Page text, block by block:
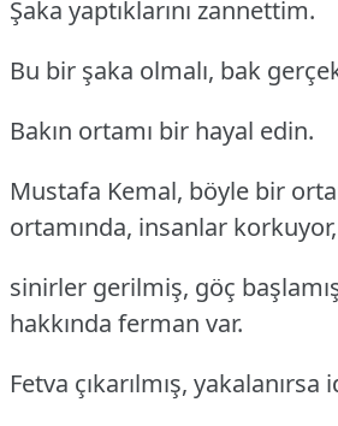
Şaka yaptıklarını zannettim.
Bu bir şaka olmalı, bak
Bakın ortamı bir hayal edin.
Mustafa Kemal, böyle bir
ortamında, insanlar korkuyor,
sinirler gerilmiş, göç
hakkında ferman var.
Fetva çıkarılmış,